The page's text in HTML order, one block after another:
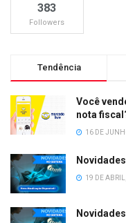
383
Followers
Tendência
Você
nota
16 DE
19 DE